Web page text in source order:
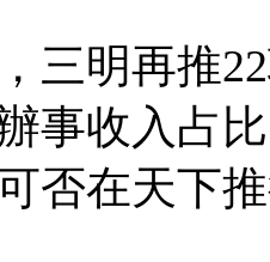
三明再推
事收入占
否在天下